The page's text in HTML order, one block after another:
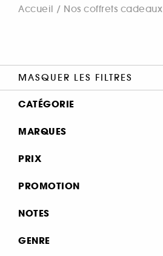
Accueil Nos coffrets cadeaux
MASQUER LES FILTRES
CATÉGORIE
Nos coffrets cadeaux
Coffrets soin (84)
Coffrets cheveux (7)
MARQUES
AVEDA (1)
PRIX
PROMOTION
0 (5)
NOTES
GENRE